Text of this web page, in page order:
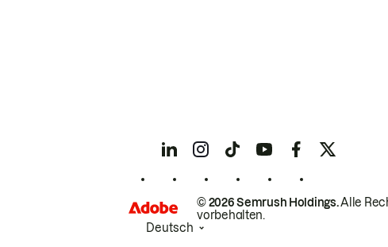
© 2026 Semrush Holdings.Alle
vorbehalten.
Deutsch